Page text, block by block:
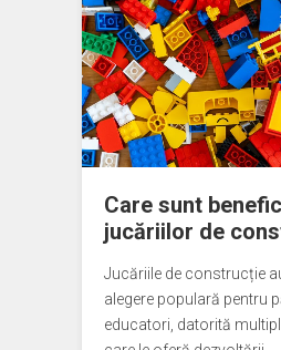
Care sunt
jucăriilor de
Jucăriile de construcție
alegere populară pentru
educatori, datorită